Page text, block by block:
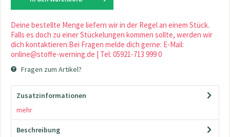
Deine bestellte Menge liefern wir in der Regel an einem Stück.
Falls es doch zu einer Stückelungen kommen sollte, werden wir
dich kontaktieren.Bei Fragen melde dich gerne: E-Mail:
online@stoffe-werning.de | Tel: 05921-713 999 0
Fragen zum Artikel?
Zusatzinformationen
mehr
Beschreibung